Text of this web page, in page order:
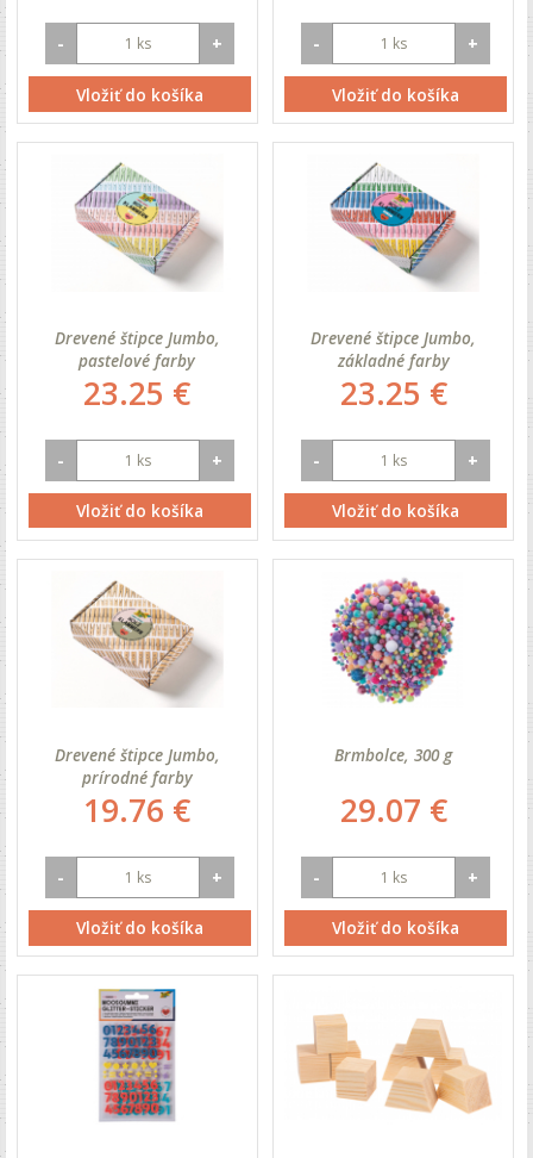
- +
Vložiť do košíka
- +
Vložiť do košíka
Drevené štipce Jumbo,
pastelové farby
23.25 €
- +
Vložiť do košíka
Drevené štipce Jumbo,
základné farby
23.25 €
- +
Vložiť do košíka
Drevené štipce Jumbo,
prírodné farby
19.76 €
- +
Vložiť do košíka
Brmbolce, 300 g
29.07 €
- +
Vložiť do košíka